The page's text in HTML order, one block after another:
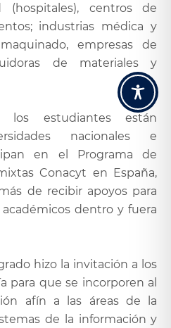
(hospitales), centros de
industrias médica y
empresas de
de materiales y
los estudiantes están
nacionales e
en el Programa de
Conacyt en España,
de recibir apoyos para
dentro y fuera
hizo la invitación a los
para que se incorporen al
afín a las áreas de la
de la información y